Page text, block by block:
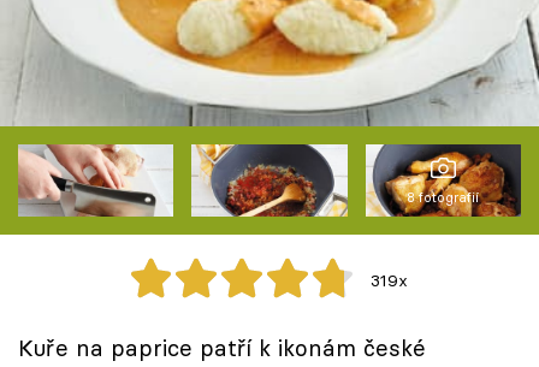
TV Program
Škola vaření
Recepty z TV
Speciál: Cuketa
Těhotnej kuchař
8 fotografií
319x
Kuře na paprice patří k ikonám české